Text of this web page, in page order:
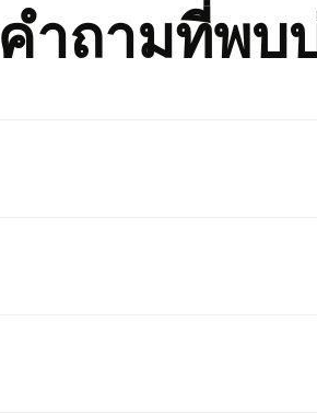
คำถามที่พบ